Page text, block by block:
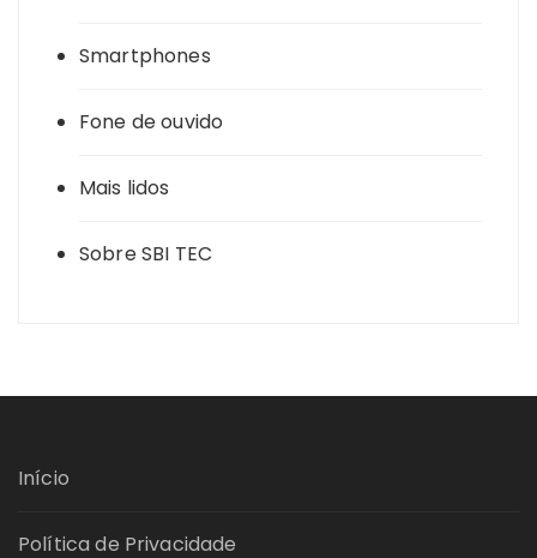
Smartphones
Fone de ouvido
Mais lidos
Sobre SBI TEC
Início
Política de Privacidade